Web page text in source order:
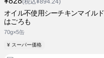
(税込¥894.24)
オイル不使用シーチキンマイルド
はごろも
70g×5缶
¥ スーパー価格